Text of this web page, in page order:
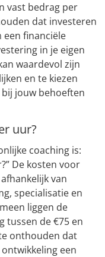
vast bedrag per
dat investeren
een financiële
in je eigen
waardevol zijn
en te kiezen
jouw behoeften
uur?
coaching is:
De kosten voor
van
specialisatie en
liggen de
tussen de €75 en
onthouden dat
een